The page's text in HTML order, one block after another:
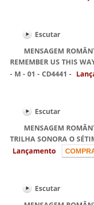
Escutar
MENSAGEM
REMEMBER US THIS
- M - 01 - CD4441 -
Escutar
MENSAGEM
TRILHA SONORA O
Escutar